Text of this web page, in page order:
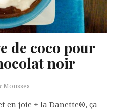
de coco pour
noir
Mousses
en joie + la Danette®, ça